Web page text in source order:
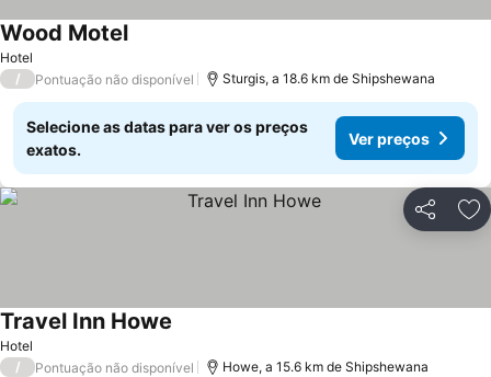
Hotel
Wood Motel
/ Pontuação não disponível Sturgis, a 18.6 km de Shipshewana
Selecione as datas para ver os preços
exatos.
Ver preços
Partilhar
Hotel
Travel Inn Howe
/ Pontuação não disponível Howe, a 15.6 km de Shipshewana